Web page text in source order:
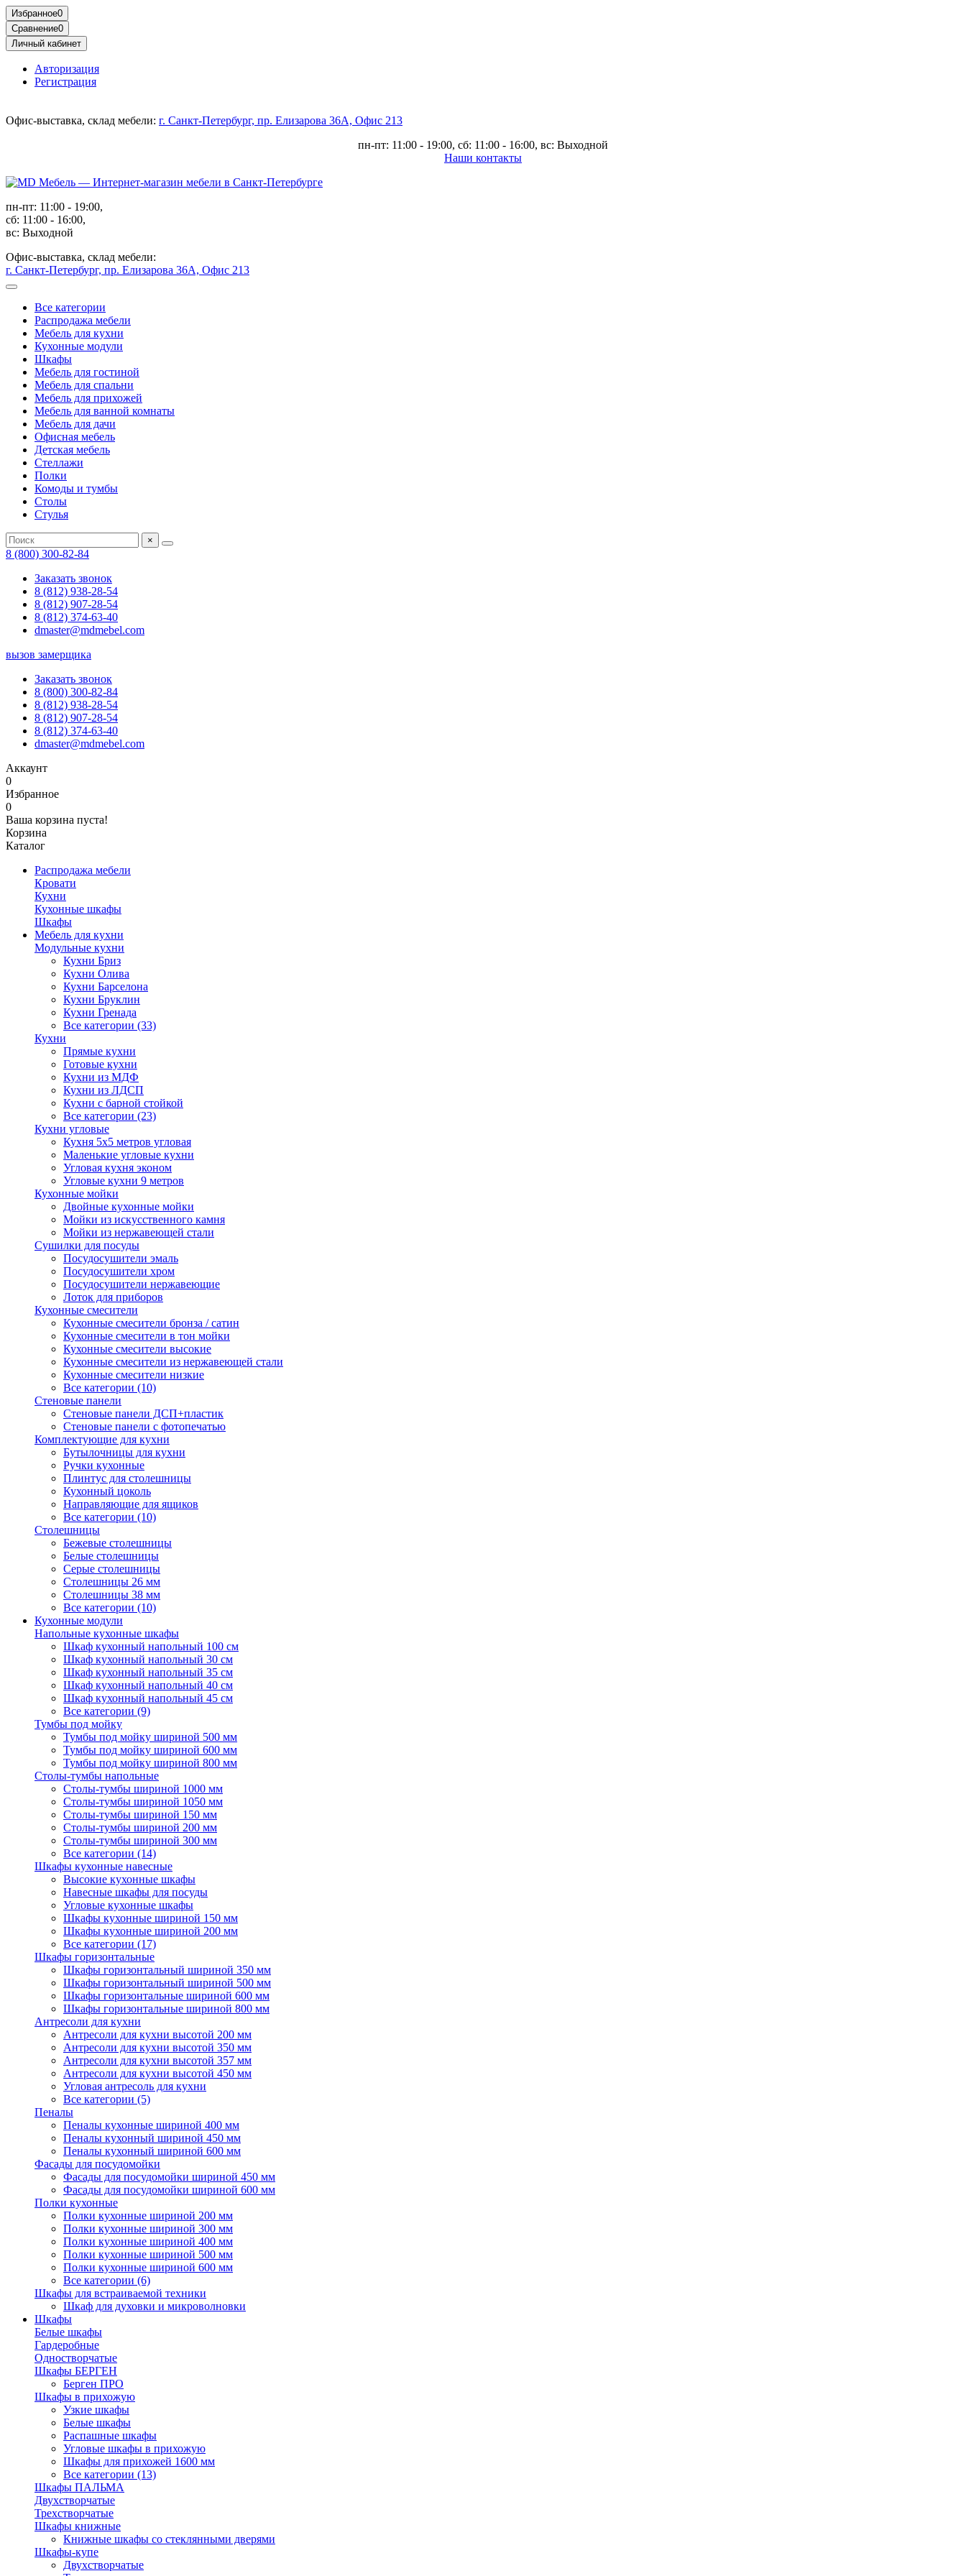
Избранное0
Сравнение0
Личный кабинет
Авторизация
Регистрация
Офис-выставка, склад мебели: г. Санкт-Петербург, пр. Елизарова 36А, Офис 213
пн-пт: 11:00 - 19:00, сб: 11:00 - 16:00, вс: Выходной
Наши контакты
пн-пт: 11:00 - 19:00,
сб: 11:00 - 16:00,
вс: Выходной
Офис-выставка, склад мебели:
г. Санкт-Петербург, пр. Елизарова 36А, Офис 213
Все категории
Распродажа мебели
Мебель для кухни
Кухонные модули
Шкафы
Мебель для гостиной
Мебель для спальни
Мебель для прихожей
Мебель для ванной комнаты
Мебель для дачи
Офисная мебель
Детская мебель
Стеллажи
Полки
Комоды и тумбы
Столы
Стулья
×
8 (800) 300-82-84
Заказать звонок
8 (812) 938-28-54
8 (812) 907-28-54
8 (812) 374-63-40
dmaster@mdmebel.com
вызов замерщика
Заказать звонок
8 (800) 300-82-84
8 (812) 938-28-54
8 (812) 907-28-54
8 (812) 374-63-40
dmaster@mdmebel.com
Аккаунт
0
Избранное
0
Ваша корзина пуста!
Корзина
Каталог
Распродажа мебели
Кровати
Кухни
Кухонные шкафы
Шкафы
Мебель для кухни
Модульные кухни
Кухни Бриз
Кухни Олива
Кухни Барселона
Кухни Бруклин
Кухни Гренада
Все категории (33)
Кухни
Прямые кухни
Готовые кухни
Кухни из МДФ
Кухни из ЛДСП
Кухни с барной стойкой
Все категории (23)
Кухни угловые
Кухня 5х5 метров угловая
Маленькие угловые кухни
Угловая кухня эконом
Угловые кухни 9 метров
Кухонные мойки
Двойные кухонные мойки
Мойки из искусственного камня
Мойки из нержавеющей стали
Сушилки для посуды
Посудосушители эмаль
Посудосушители хром
Посудосушители нержавеющие
Лоток для приборов
Кухонные смесители
Кухонные смесители бронза / сатин
Кухонные смесители в тон мойки
Кухонные смесители высокие
Кухонные смесители из нержавеющей стали
Кухонные смесители низкие
Все категории (10)
Стеновые панели
Стеновые панели ДСП+пластик
Стеновые панели с фотопечатью
Комплектующие для кухни
Бутылочницы для кухни
Ручки кухонные
Плинтус для столешницы
Кухонный цоколь
Направляющие для ящиков
Все категории (10)
Столешницы
Бежевые столешницы
Белые столешницы
Серые столешницы
Столешницы 26 мм
Столешницы 38 мм
Все категории (10)
Кухонные модули
Напольные кухонные шкафы
Шкаф кухонный напольный 100 см
Шкаф кухонный напольный 30 см
Шкаф кухонный напольный 35 см
Шкаф кухонный напольный 40 см
Шкаф кухонный напольный 45 см
Все категории (9)
Тумбы под мойку
Тумбы под мойку шириной 500 мм
Тумбы под мойку шириной 600 мм
Тумбы под мойку шириной 800 мм
Столы-тумбы напольные
Столы-тумбы шириной 1000 мм
Столы-тумбы шириной 1050 мм
Столы-тумбы шириной 150 мм
Столы-тумбы шириной 200 мм
Столы-тумбы шириной 300 мм
Все категории (14)
Шкафы кухонные навесные
Высокие кухонные шкафы
Навесные шкафы для посуды
Угловые кухонные шкафы
Шкафы кухонные шириной 150 мм
Шкафы кухонные шириной 200 мм
Все категории (17)
Шкафы горизонтальные
Шкафы горизонтальный шириной 350 мм
Шкафы горизонтальный шириной 500 мм
Шкафы горизонтальные шириной 600 мм
Шкафы горизонтальные шириной 800 мм
Антресоли для кухни
Антресоли для кухни высотой 200 мм
Антресоли для кухни высотой 350 мм
Антресоли для кухни высотой 357 мм
Антресоли для кухни высотой 450 мм
Угловая антресоль для кухни
Все категории (5)
Пеналы
Пеналы кухонные шириной 400 мм
Пеналы кухонный шириной 450 мм
Пеналы кухонный шириной 600 мм
Фасады для посудомойки
Фасады для посудомойки шириной 450 мм
Фасады для посудомойки шириной 600 мм
Полки кухонные
Полки кухонные шириной 200 мм
Полки кухонные шириной 300 мм
Полки кухонные шириной 400 мм
Полки кухонные шириной 500 мм
Полки кухонные шириной 600 мм
Все категории (6)
Шкафы для встраиваемой техники
Шкаф для духовки и микроволновки
Шкафы
Белые шкафы
Гардеробные
Одностворчатые
Шкафы БЕРГЕН
Берген ПРО
Шкафы в прихожую
Узкие шкафы
Белые шкафы
Распашные шкафы
Угловые шкафы в прихожую
Шкафы для прихожей 1600 мм
Все категории (13)
Шкафы ПАЛЬМА
Двухстворчатые
Трехстворчатые
Шкафы книжные
Книжные шкафы со стеклянными дверями
Шкафы-купе
Двухстворчатые